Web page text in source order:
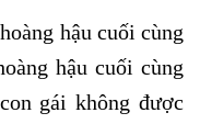
hậu cuối cùng
hậu cuối cùng
gái không được